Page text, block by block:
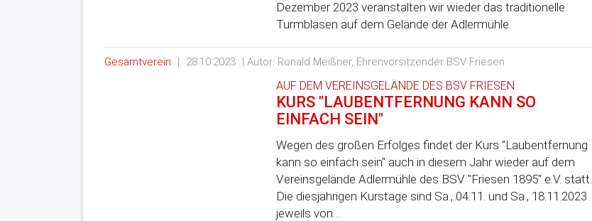
Dezember 2023 veranstalten wir wieder das traditionelle
Turmblasen auf dem Gelände der Adlermühle.
Gesamtverein | 28.10.2023 | Autor: Ronald Meißner, Ehrenvorsitzender BSV Friesen
AUF DEM VEREINSGELÄNDE DES BSV FRIESEN
KURS "LAUBENTFERNUNG KANN SO
EINFACH SEIN"
Wegen des großen Erfolges findet der Kurs "Laubentfernung
kann so einfach sein" auch in diesem Jahr wieder auf dem
Vereinsgelände Adlermühle des BSV "Friesen 1895" e.V. statt.
Die diesjährigen Kurstage sind Sa., 04.11. und Sa., 18.11.2023
jeweils von…